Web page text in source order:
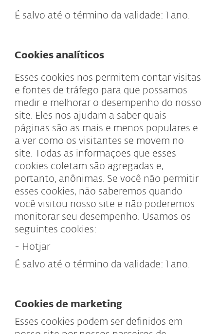
É salvo até o término da validade: 1 ano.
Cookies analíticos
Esses cookies nos permitem contar visitas
e fontes de tráfego para que possamos
medir e melhorar o desempenho do nosso
site. Eles nos ajudam a saber quais
páginas são as mais e menos populares e
a ver como os visitantes se movem no
site. Todas as informações que esses
cookies coletam são agregadas e,
portanto, anônimas. Se você não permitir
esses cookies, não saberemos quando
você visitou nosso site e não poderemos
monitorar seu desempenho. Usamos os
seguintes cookies:
- Hotjar
É salvo até o término da validade: 1 ano.
Cookies de marketing
Esses cookies podem ser definidos em